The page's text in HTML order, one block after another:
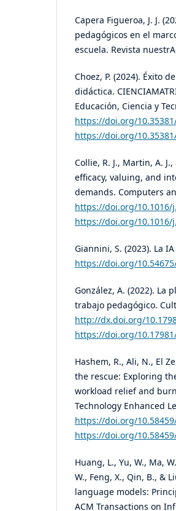
Capera Figueroa, J. J.
pedagógicos en el
escuela. Revista
Choez, P. (2024). Éxito
didáctica.
Educación, Ciencia y
https://doi.org/
https://doi.org/
Collie, R. J., Martin, A.
efficacy, valuing, and
demands. Computers
https://doi.org/10.1016/
https://doi.org/10.1016/
Giannini, S. (2023). La
https://doi.org/
González, A. (2022). La
trabajo pedagógico.
http://dx.doi.org/
https://doi.org/
Hashem, R., Ali, N., El
the rescue: Exploring
workload relief and
Technology Enhanced
https://doi.org/
https://doi.org/
Huang, L., Yu, W., Ma,
W., Feng, X., Qin, B., &
language models:
ACM Transactions on